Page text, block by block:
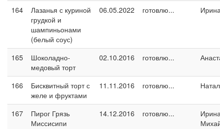
164
Лазанья с куриной
грудкой и
шампиньонами
(белый соус)
06.05.2022 готовлю...
165
Шоколадно-
медовый торт
02.10.2016 готовлю...
166
Бисквитный торт с
желе и фруктами
11.11.2016 готовлю...
167
Пирог Грязь
Миссисипи
14.12.2016 готовлю...